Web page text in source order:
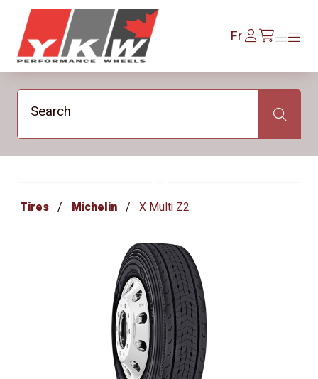
YKW Wheels
FrSe
connecter/fr/cart
Menu
Menu
Search Search
Tires Michelin X Multi Z2